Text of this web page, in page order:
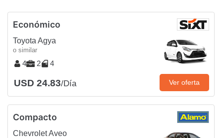
Económico
Toyota Agya
o similar
4 2 4
USD 24.83/Día Ver oferta
Compacto
Chevrolet Aveo